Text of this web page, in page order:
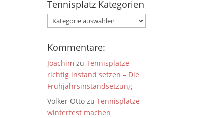
Tennisplatz Kategorien
Tennisplatz
Kategorien
Kommentare:
Joachim zuTennisplätze
richtig instand setzen – Die
Frühjahrsinstandsetzung
Volker Otto zuTennisplätze
winterfest machen